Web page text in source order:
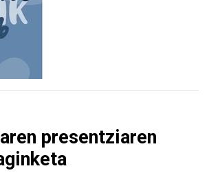
presentziaren